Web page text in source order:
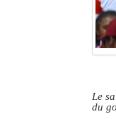
Le
du